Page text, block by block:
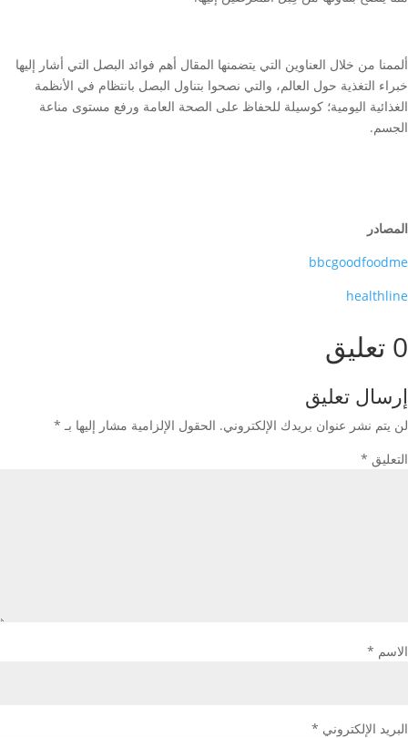
ألممنا من خلال العناوين التي يتضمنها المقال أهم فوائد البصل التي أشار إليها
خبراء التغذية حول العالم، والتي نصحوا بتناول البصل بانتظام في الأنظمة
الغذائية اليومية؛ كوسيلة للحفاظ على الصحة العامة ورفع مستوى مناعة
الجسم.
المصادر
bbcgoodfoodme
healthline
0 تعليق
إرسال تعليق
لن يتم نشر عنوان بريدك الإلكتروني. الحقول الإلزامية مشار إليها بـ *
التعليق *
الاسم *
البريد الإلكتروني *